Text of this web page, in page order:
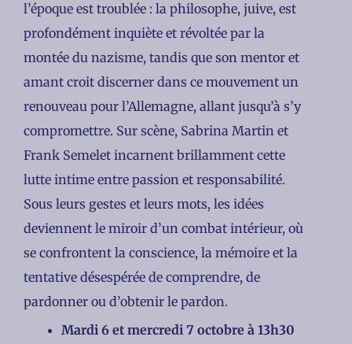
l’époque est troublée : la philosophe, juive, est
profondément inquiète et révoltée par la
montée du nazisme, tandis que son mentor et
amant croit discerner dans ce mouvement un
renouveau pour l’Allemagne, allant jusqu’à s’y
compromettre. Sur scène, Sabrina Martin et
Frank Semelet incarnent brillamment cette
lutte intime entre passion et responsabilité.
Sous leurs gestes et leurs mots, les idées
deviennent le miroir d’un combat intérieur, où
se confrontent la conscience, la mémoire et la
tentative désespérée de comprendre, de
pardonner ou d’obtenir le pardon.
Mardi 6 et mercredi 7 octobre à 13h30